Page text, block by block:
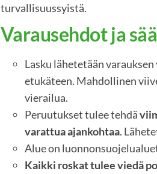
turvallisuussyistä.
Varausehdot ja
Lasku lähetetään
etukäteen. Mahdollinen
vierailua.
Peruutukset tulee tehdä
varattua ajankohtaa.
Alue on
Kaikki roskat tulee viedä